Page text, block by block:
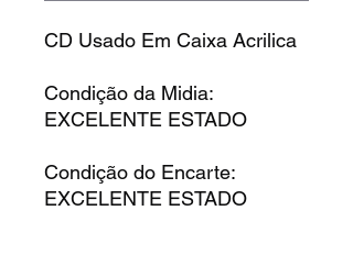
CD Usado Em Caixa Acrilica
Condição da Midia:
EXCELENTE ESTADO
Condição do Encarte:
EXCELENTE ESTADO